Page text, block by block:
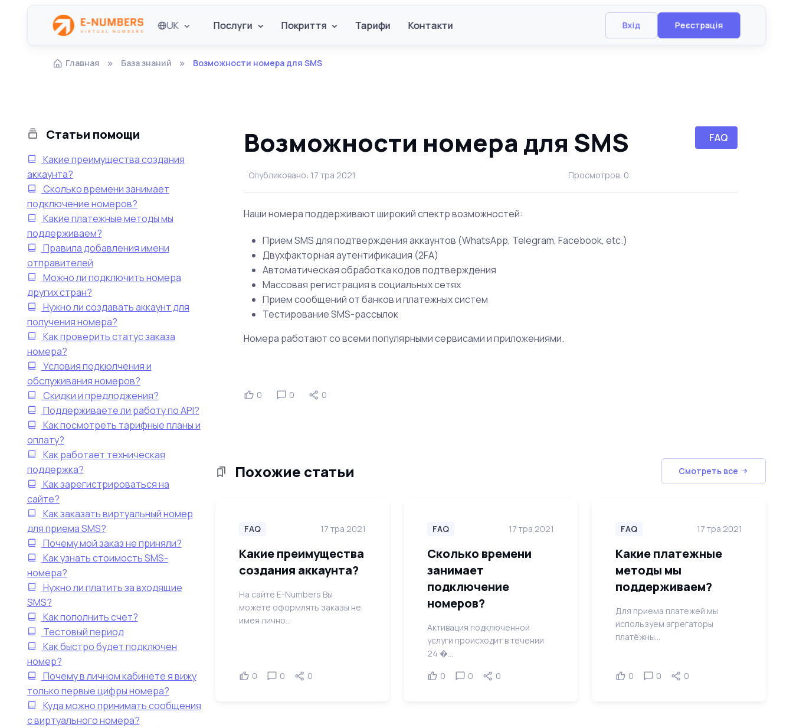
UK Послуги Покриття Тарифи Контакти Вхід Реєстрація
Главная База знаний Возможности номера для SMS
Статьи помощи
Какие преимущества создания
аккаунта?
Сколько времени занимает
подключение номеров?
Какие платежные методы мы
поддерживаем?
Правила добавления имени
отправителей
Можно ли подключить номера
других стран?
Нужно ли создавать аккаунт для
получения номера?
Как проверить статус заказа
номера?
Условия подкюлчения и
обслуживания номеров?
Скидки и предлоджения?
Поддерживаете ли работу по API?
Как посмотреть тарифные планы и
оплату?
Как работает техническая
поддержка?
Как зарегистрироваться на
сайте?
Как заказать виртуальный номер
для приема SMS?
Почему мой заказ не приняли?
Как узнать стоимость SMS-
номера?
Нужно ли платить за входящие
SMS?
Как пополнить счет?
Тестовый период
Как быстро будет подключен
номер?
Почему в личном кабинете я вижу
только первые цифры номера?
Куда можно принимать сообщения
с виртуального номера?
Возможности номера для SMS
Опубликовано: 17 тра 2021 Просмотров: 0
FAQ
Наши номера поддерживают широкий спектр возможностей:
Прием SMS для подтверждения аккаунтов (WhatsApp, Telegram, Facebook, etc.)
Двухфакторная аутентификация (2FA)
Автоматическая обработка кодов подтверждения
Массовая регистрация в социальных сетях
Прием сообщений от банков и платежных систем
Тестирование SMS-рассылок
Номера работают со всеми популярными сервисами и приложениями.
0 0 0
Похожие статьи Смотреть все
FAQ 17 тра 2021
Какие преимущества
создания аккаунта?
На сайте E-Numbers Вы
можете оформлять заказы не
имея лично...
0 0 0
FAQ 17 тра 2021
Сколько времени
занимает
подключение
номеров?
Активация подключенной
услуги происходит в течении
24 �...
0
0 0
FAQ 17 тра 2021
Какие платежные
методы мы
поддерживаем?
Для приема платежей мы
используем агрегаторы
платёжны...
0 0 0